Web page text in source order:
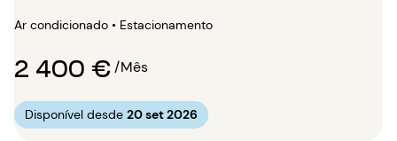
Ar condicionado • Estacionamento
2 400 €/Mês
Disponível desde 20 set 2026